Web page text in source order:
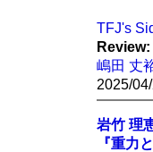
TFJ's
嶋田 丈
2025/
岩竹 理
『重力